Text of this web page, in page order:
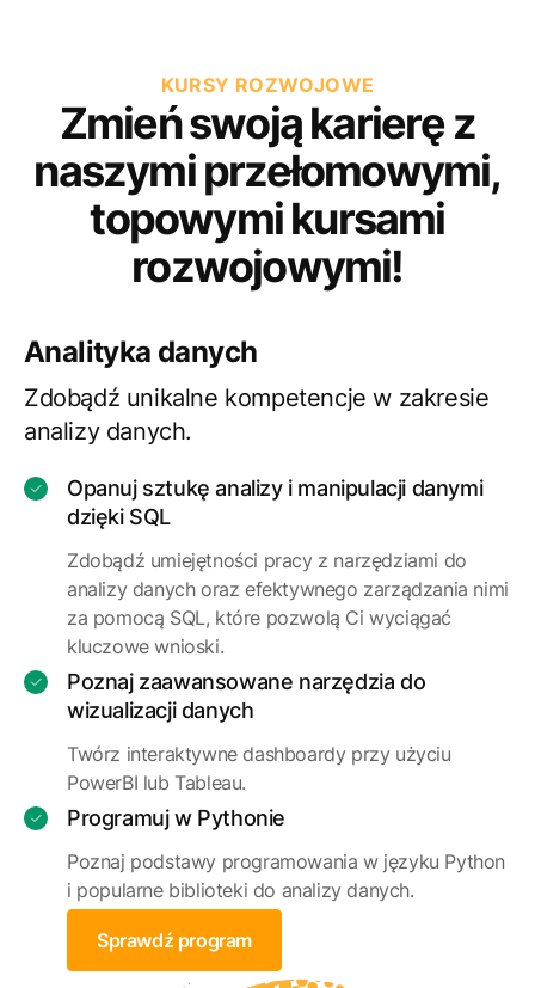
KURSY ROZWOJOWE
Zmień swoją karierę z
naszymi przełomowymi,
topowymi kursami
rozwojowymi!
Analityka danych
Zdobądź unikalne kompetencje w zakresie
analizy danych.
Opanuj sztukę analizy i manipulacji danymi
dzięki SQL
Zdobądź umiejętności pracy z narzędziami do
analizy danych oraz efektywnego zarządzania nimi
za pomocą SQL, które pozwolą Ci wyciągać
kluczowe wnioski.
Poznaj zaawansowane narzędzia do
wizualizacji danych
Twórz interaktywne dashboardy przy użyciu
PowerBI lub Tableau.
Programuj w Pythonie
Poznaj podstawy programowania w języku Python
i popularne biblioteki do analizy danych.
Sprawdź program